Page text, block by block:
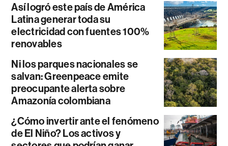
Así logró este país de América
Latina generar toda su
electricidad con fuentes 100%
renovables
Ni los parques nacionales se
salvan: Greenpeace emite
preocupante alerta sobre
Amazonía colombiana
¿Cómo invertir ante el fenómeno
de El Niño? Los activos y